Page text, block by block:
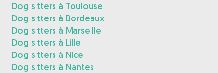
Dog sitters à Toulouse
Dog sitters à Bordeaux
Dog sitters à Marseille
Dog sitters à Lille
Dog sitters à Nice
Dog sitters à Nantes